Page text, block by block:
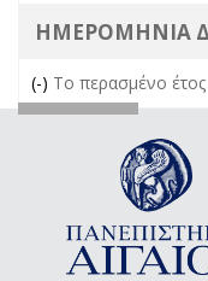
ΗΜΕΡΟΜΗΝΙΑ
(-) Remove Το
Το περασμένο έτος